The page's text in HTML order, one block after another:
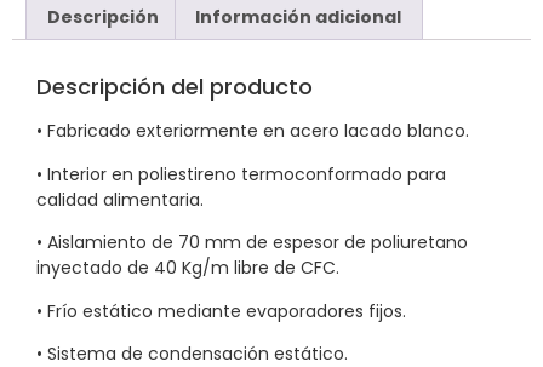
Descripción Información adicional
Descripción del producto
• Fabricado exteriormente en acero lacado blanco.
• Interior en poliestireno termoconformado para
calidad alimentaria.
• Aislamiento de 70 mm de espesor de poliuretano
inyectado de 40 Kg/m libre de CFC.
• Frío estático mediante evaporadores fijos.
• Sistema de condensación estático.